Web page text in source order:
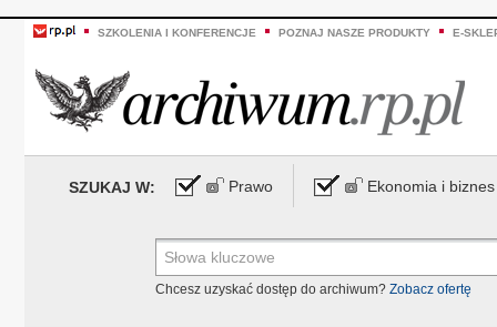
SZKOLENIA I KONFERENCJE POZNAJ NASZE PRODUKTY E-
SZUKAJ W: Prawo Ekonomia i biznes
Chcesz uzyskać dostęp do archiwum? Zobacz ofertę